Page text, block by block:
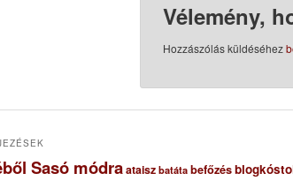
Vélemény,
Hozzászólás küldéséhez
Sasó módraataisz batáta befőzés